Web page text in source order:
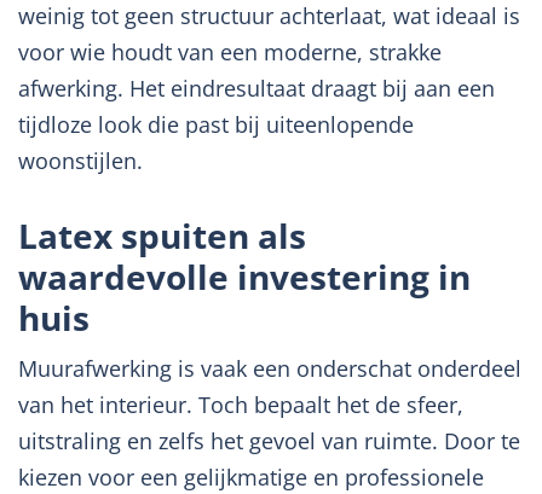
weinig tot geen structuur achterlaat, wat ideaal is
voor wie houdt van een moderne, strakke
afwerking. Het eindresultaat draagt bij aan een
tijdloze look die past bij uiteenlopende
woonstijlen.
Latex spuiten als
waardevolle investering in
huis
Muurafwerking is vaak een onderschat onderdeel
van het interieur. Toch bepaalt het de sfeer,
uitstraling en zelfs het gevoel van ruimte. Door te
kiezen voor een gelijkmatige en professionele